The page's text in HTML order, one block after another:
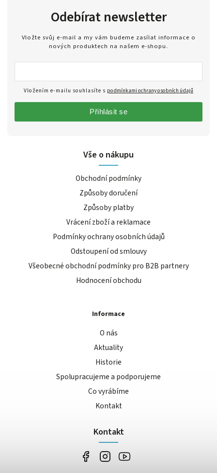
Vše o nákupu
Obchodní podmínky
Způsoby doručení
Způsoby platby
Vrácení zboží a reklamace
Podmínky ochrany osobních údajů
Odstoupení od smlouvy
Všeobecné obchodní podmínky pro B2B partnery
Hodnocení obchodu
Informace
O nás
Aktuality
Historie
Spolupracujeme a podporujeme
Co vyrábíme
Kontakt
Odebírat newsletter
Vložte svůj e-mail a my vám budeme zasílat informace o
nových produktech na našem e-shopu.
Vložením e-mailu souhlasíte s podmínkami ochrany osobních údajů
Přihlásit se
Kontakt